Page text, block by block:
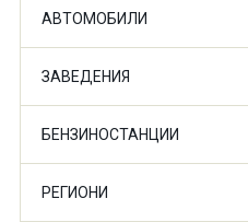
АВТОМОБИЛИ
ЗАВЕДЕНИЯ
БЕНЗИНОСТАНЦИИ
РЕГИОНИ